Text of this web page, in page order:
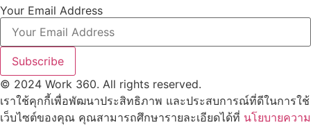
Your Email Address
Subscribe
© 2024 Work 360. All rights reserved.
เราใช้คุกกี้เพื่อพัฒนาประสิทธิภาพ และประสบการณ์ที่ดีในการใช้
เว็บไซต์ของคุณ คุณสามารถศึกษารายละเอียดได้ที่ นโยบายความ